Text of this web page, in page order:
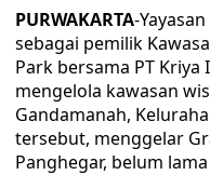
PURWAKARTA-
sebagai pemilik
Park bersama PT
mengelola kawasan
Gandamanah,
tersebut, menggelar
Panghegar, belum